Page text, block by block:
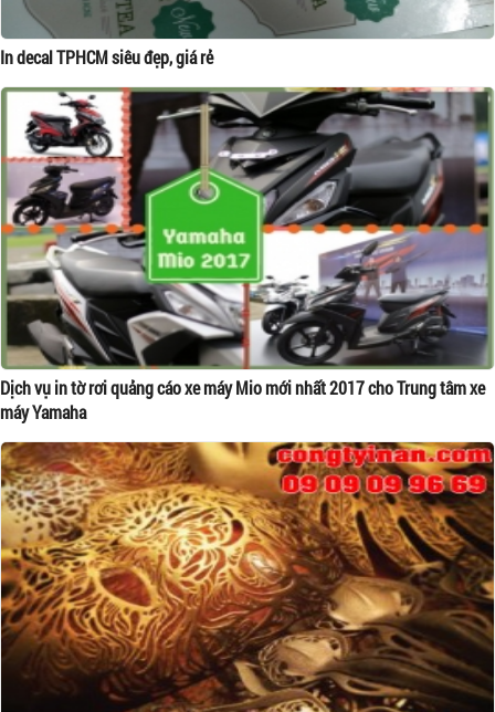
In decal TPHCM siêu đẹp, giá rẻ
Dịch vụ in tờ rơi quảng cáo xe máy Mio mới nhất 2017 cho Trung tâm xe
máy Yamaha